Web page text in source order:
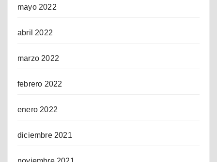
mayo 2022
abril 2022
marzo 2022
febrero 2022
enero 2022
diciembre 2021